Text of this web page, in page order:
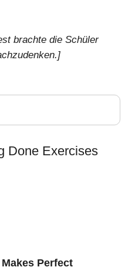
brachte die Schüler
Done Exercises
Perfect